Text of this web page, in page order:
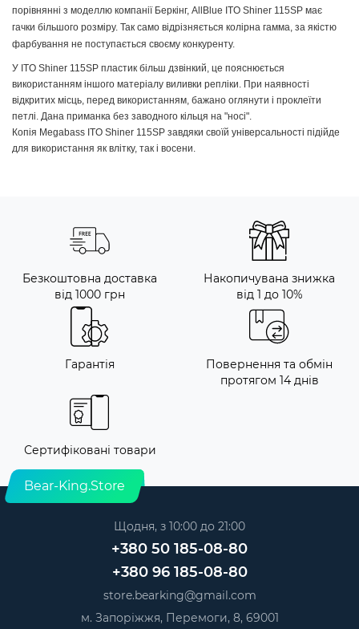
порівнянні з моделлю компанії Беркінг, AllBlue ITO Shiner 115SP має
гачки більшого розміру. Так само відрізняється колірна гамма, за якістю
фарбування не поступається своєму конкуренту.
У ITO Shiner 115SP пластик більш дзвінкий, це пояснюється
використанням іншого матеріалу виливки репліки. При наявності
відкритих місць, перед використанням, бажано оглянути і проклеїти
петлі. Дана приманка без заводного кільця на "носі".
Копія Megabass ITO Shiner 115SP завдяки своїй універсальності підійде
для використання як влітку, так і восени.
Безкоштовна доставка
від 1000 грн
Накопичувана знижка
від 1 до 10%
Гарантія
Повернення та обмін
протягом 14 днів
Сертифіковані товари
Bear-King.Store
Щодня, з 10:00 до 21:00
+380 50 185-08-80
+380 96 185-08-80
store.bearking@gmail.com
м. Запоріжжя, Перемоги, 8, 69001